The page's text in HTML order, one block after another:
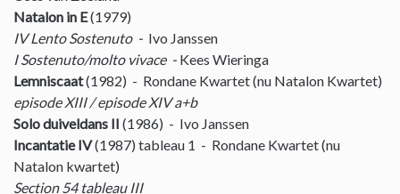
Natalon in E(1979)
IV Lento Sostenuto - Ivo Janssen
I Sostenuto/molto vivace - Kees Wieringa
Lemniscaat(1982) - Rondane Kwartet (nu Natalon Kwartet)
episode XIII / episode XIV a+b
Solo duiveldans II (1986) - Ivo Janssen
Incantatie IV(1987) tableau 1 - Rondane Kwartet­ (nu
Natalon kwartet)
Section 54 tableau III